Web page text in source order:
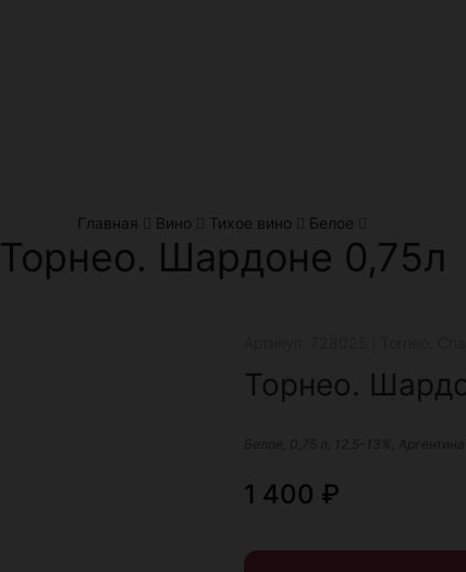
Главная
Вино Тихое вино Белое
Торнео. Шардоне 0,75л
Торнео.
1 400 ₽